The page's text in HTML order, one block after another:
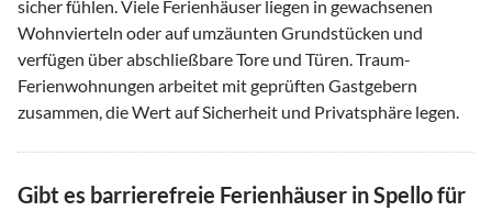
sicher fühlen. Viele Ferienhäuser liegen in gewachsenen
Wohnvierteln oder auf umzäunten Grundstücken und
verfügen über abschließbare Tore und Türen. Traum-
Ferienwohnungen arbeitet mit geprüften Gastgebern
zusammen, die Wert auf Sicherheit und Privatsphäre legen.
Gibt es barrierefreie Ferienhäuser in Spello für